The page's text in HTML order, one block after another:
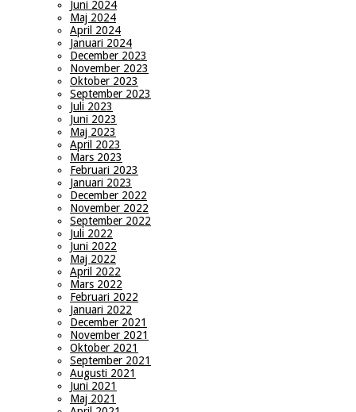
Juni 2024
Maj 2024
April 2024
Januari 2024
December 2023
November 2023
Oktober 2023
September 2023
Juli 2023
Juni 2023
Maj 2023
April 2023
Mars 2023
Februari 2023
Januari 2023
December 2022
November 2022
September 2022
Juli 2022
Juni 2022
Maj 2022
April 2022
Mars 2022
Februari 2022
Januari 2022
December 2021
November 2021
Oktober 2021
September 2021
Augusti 2021
Juni 2021
Maj 2021